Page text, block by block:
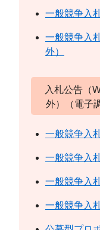
一般競争入
一般競争入
外）
入札公告（
外）（電子
一般競争入
一般競争入
一般競争入
一般競争入